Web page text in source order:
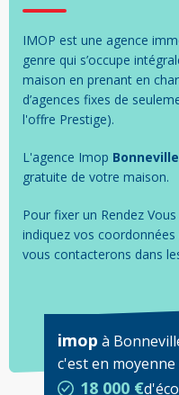
IMOP est une agence
genre qui s’occupe
maison en prenant en
d’agences fixes de
l'offre Prestige).
L'agence Imop Bonneville
gratuite de votre maison.
Pour fixer un Rendez
indiquez vos
vous contacterons dans
imop à
c'est en moyenne
18 000 €